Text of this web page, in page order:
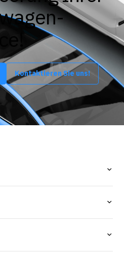
Kontaktieren Sie uns!